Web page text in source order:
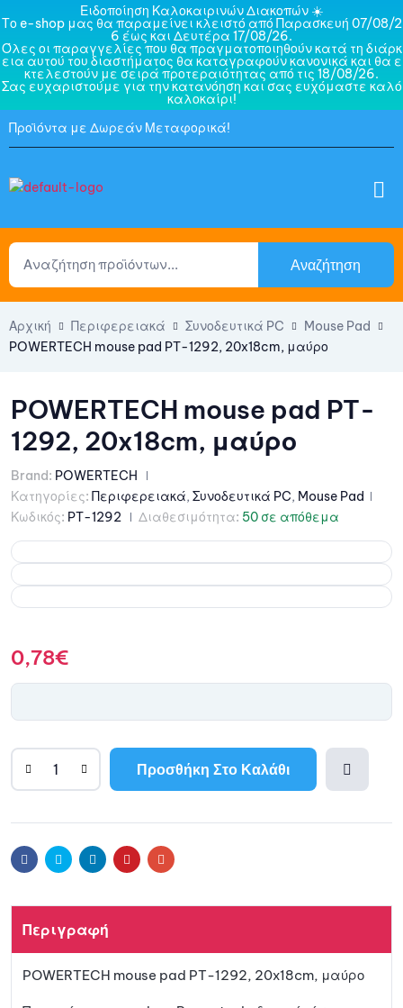
Ειδοποίηση Καλοκαιρινών Διακοπών ☀️
Το e-shop μας θα παραμείνει κλειστό από Παρασκευή 07/08/2
6 έως και Δευτέρα 17/08/26.
Όλες οι παραγγελίες που θα πραγματοποιηθούν κατά τη διάρκ
εια αυτού του διαστήματος θα καταγραφούν κανονικά και θα ε
κτελεστούν με σειρά προτεραιότητας από τις 18/08/26.
Σας ευχαριστούμε για την κατανόηση και σας ευχόμαστε καλό
καλοκαίρι!
Προϊόντα με Δωρεάν Μεταφορικά!
Αναζήτηση
Αρχική Περιφερειακά Συνοδευτικά PC
Mouse Pad
POWERTECH mouse pad PT-1292, 20x18cm, μαύρο
POWERTECH mouse pad PT-
1292, 20x18cm, μαύρο
Brand: POWERTECH
Κατηγορίες: Περιφερειακά, Συνοδευτικά PC, Mouse Pad
Κωδικός: PT-1292 Διαθεσιμότητα: 50 σε απόθεμα
0,78€
Προσθήκη Στο Καλάθι
αγαπη
FacebookTwitter LinkedinPinterestEmail
Περιγραφή
POWERTECH mouse pad PT-1292, 20x18cm, μαύρο